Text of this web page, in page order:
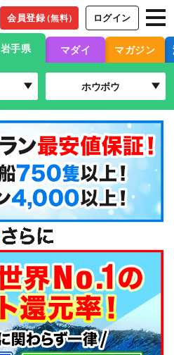
会員登録（無料） ログイン
岩手県 マダイ マガジン
ホウボウ